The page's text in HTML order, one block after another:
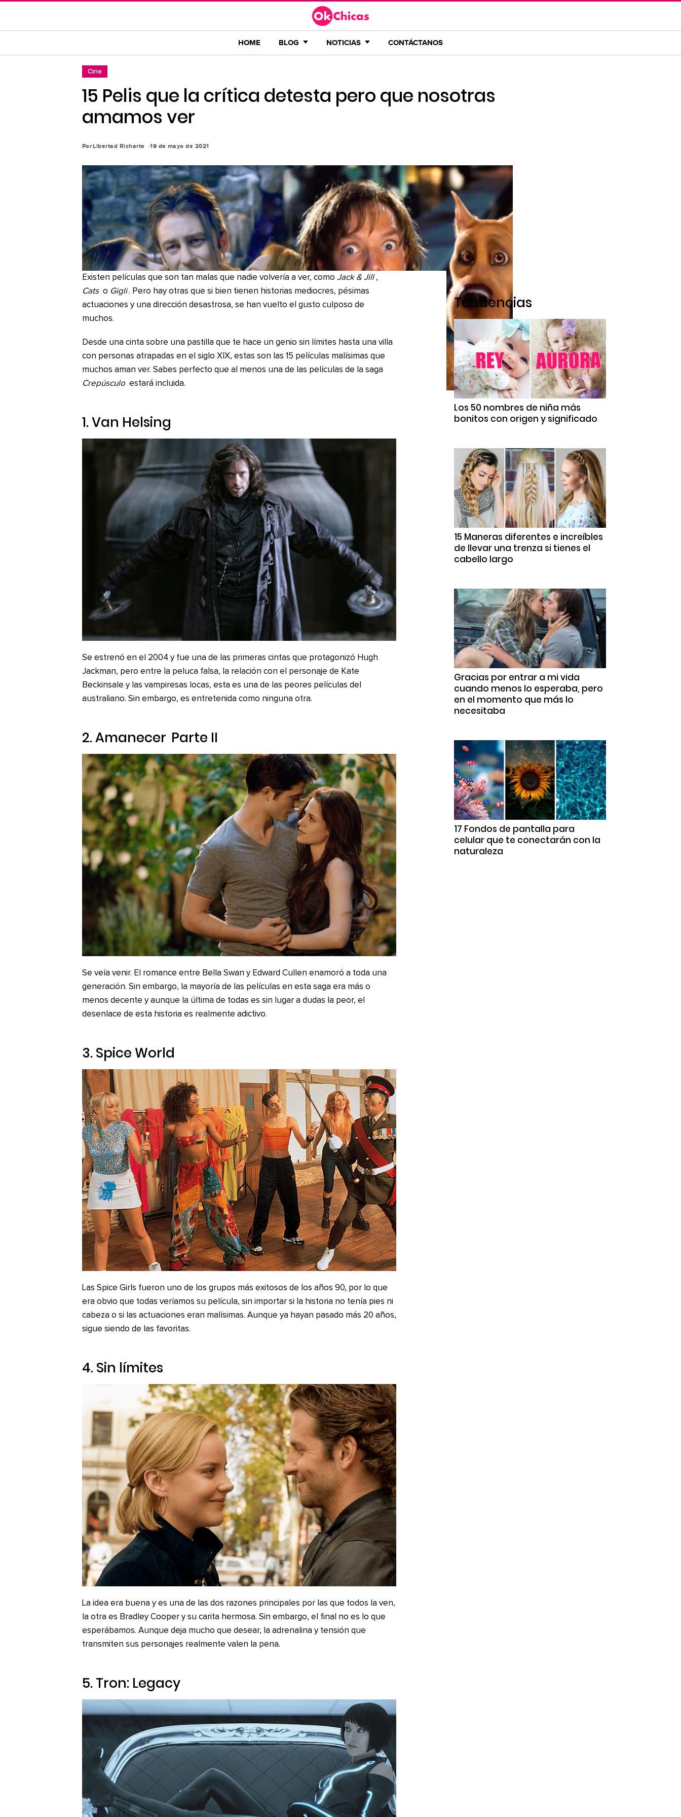
contenido
HOME BLOG NOTICIAS CONTÁCTANOS
Cine
15 Pelis que la crítica detesta pero que nosotras
amamos ver
PorLibertad Richarte 19 de mayo de 2021
Existen películas que son tan malas que nadie volvería a ver, como Jack & Jill ,
Cats o Gigli . Pero hay otras que si bien tienen historias mediocres, pésimas
actuaciones y una dirección desastrosa, se han vuelto el gusto culposo de
muchos.
Desde una cinta sobre una pastilla que te hace un genio sin límites hasta una villa
con personas atrapadas en el siglo XIX, estas son las 15 películas malísimas que
muchos aman ver. Sabes perfecto que al menos una de las películas de la saga
Crepúsculo estará incluida.
1.Van Helsing
Se estrenó en el 2004 y fue una de las primeras cintas que protagonizó Hugh
Jackman, pero entre la peluca falsa, la relación con el personaje de Kate
Beckinsale y las vampiresas locas, esta es una de las peores películas del
australiano. Sin embargo, es entretenida como ninguna otra.
2.Amanecer Parte II
Se veía venir. El romance entre Bella Swan y Edward Cullen enamoró a toda una
generación. Sin embargo, la mayoría de las películas en esta saga era más o
menos decente y aunque la última de todas es sin lugar a dudas la peor, el
desenlace de esta historia es realmente adictivo.
3. Spice World
Las Spice Girls fueron uno de los grupos más exitosos de los años 90, por lo que
era obvio que todas veríamos su película, sin importar si la historia no tenía pies ni
cabeza o si las actuaciones eran malísimas. Aunque ya hayan pasado más 20 años,
sigue siendo de las favoritas.
4. Sin límites
La idea era buena y es una de las dos razones principales por las que todos la ven,
la otra es Bradley Cooper y su carita hermosa. Sin embargo, el final no es lo que
esperábamos. Aunque deja mucho que desear, la adrenalina y tensión que
transmiten sus personajes realmente valen la pena.
5. Tron: Legacy
Tendencias
Los 50 nombres de niña más
bonitos con origen y significado
15 Maneras diferentes e increíbles
de llevar una trenza si tienes el
cabello largo
Gracias por entrar a mi vida
cuando menos lo esperaba, pero
en el momento que más lo
necesitaba
17 Fondos de pantalla para
celular que te conectarán con la
naturaleza